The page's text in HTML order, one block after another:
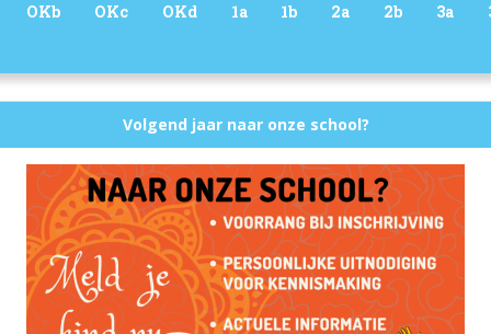
OKb OKc OKd 1a 1b 2a 2b 3a
Volgend jaar naar onze school?